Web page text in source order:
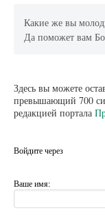
Какие же вы
Да поможет вам
Здесь вы можете
превышающий 700
редакцией портала
Войдите через
Ваше имя: